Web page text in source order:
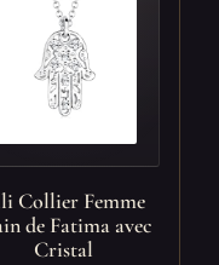
Collier Femme
de Fatima avec
Cristal